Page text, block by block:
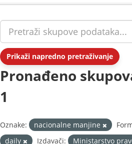
Prikaži napredno pretraživanje
Pronađeno
1
Oznake: nacionalne manjine
daily
Izdavači: Ministarstvo